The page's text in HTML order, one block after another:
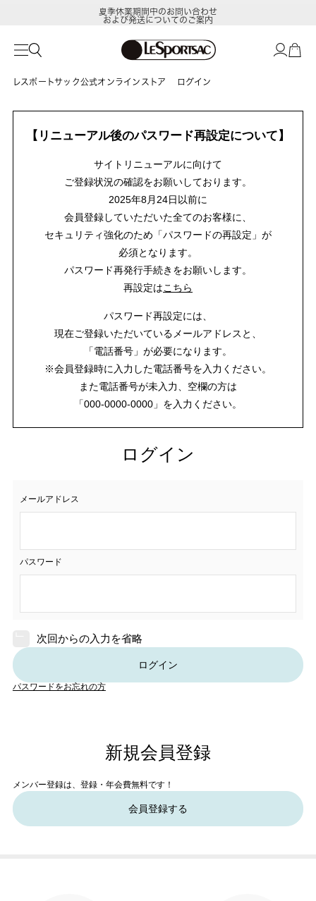
夏季休業期間中のお問い合わせ
および発送についてのご案内
レスポートサック公式オンラインストア ログイン
【リニューアル後のパスワード再設定について】
サイトリニューアルに向けて
ご登録状況の確認をお願いしております。
2025年8月24日以前に
会員登録していただいた全てのお客様に、
セキュリティ強化のため「パスワードの再設定」が
必須となります。
パスワード再発行手続きをお願いします。
再設定はこちら
パスワード再設定には、
現在ご登録いただいているメールアドレスと、
「電話番号」が必要になります。
※会員登録時に入力した電話番号を入力ください。
また電話番号が未入力、空欄の方は
「000-0000-0000」を入力ください。
ログイン
メールアドレス
パスワード
次回からの入力を省略
ログイン
パスワードをお忘れの方
新規会員登録
メンバー登録は、登録・年会費無料です！
会員登録する